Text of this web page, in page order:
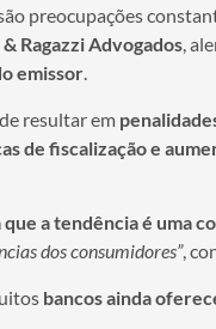
preocupações
Ragazzi Advogados,
emissor.
resultar em
de fiscalização e
a tendência é uma
dos consumidores”,
bancos ainda